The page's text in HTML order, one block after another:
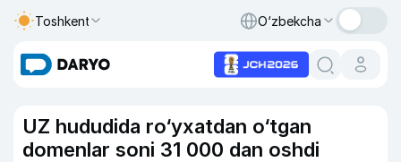
Toshkent O‘zbekcha
UZ hududida ro‘yxatdan o‘tgan
domenlar soni 31 000 dan oshdi